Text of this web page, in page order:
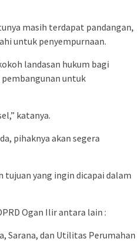
masih terdapat pandangan,
untuk penyempurnaan.
landasan hukum bagi
untuk
katanya.
pihaknya akan segera
tujuan yang ingin dicapai dalam
Ogan Ilir antara lain :
Sarana, dan Utilitas Perumahan